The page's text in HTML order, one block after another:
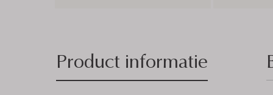
Product informatie